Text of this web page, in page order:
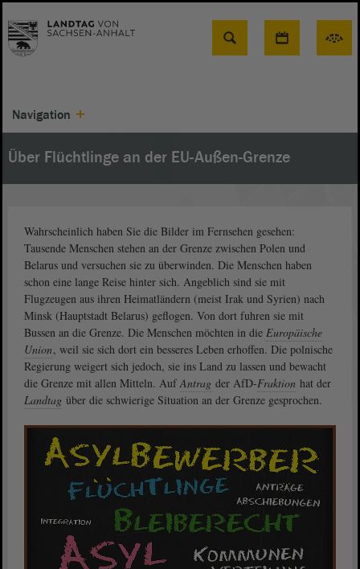
Suche
Navigation
Über Flüchtlinge an der EU-Außen-Grenze
Wahrscheinlich haben Sie die Bilder im Fernsehen gesehen:
Tausende Menschen stehen an der Grenze zwischen Polen und
Belarus und versuchen sie zu überwinden. Die Menschen haben
schon eine lange Reise hinter sich. Angeblich sind sie mit
Flugzeugen aus ihren Heimatländern (meist Irak und Syrien) nach
Minsk (Hauptstadt Belarus) geflogen. Von dort fuhren sie mit
Bussen an die Grenze. Die Menschen möchten in die Europäische
Union, weil sie sich dort ein besseres Leben erhoffen. Die polnische
Regierung weigert sich jedoch, sie ins Land zu lassen und bewacht
die Grenze mit allen Mitteln. AufAntrag der AfD-Fraktion hat der
Landtag über die schwierige Situation an der Grenze gesprochen.